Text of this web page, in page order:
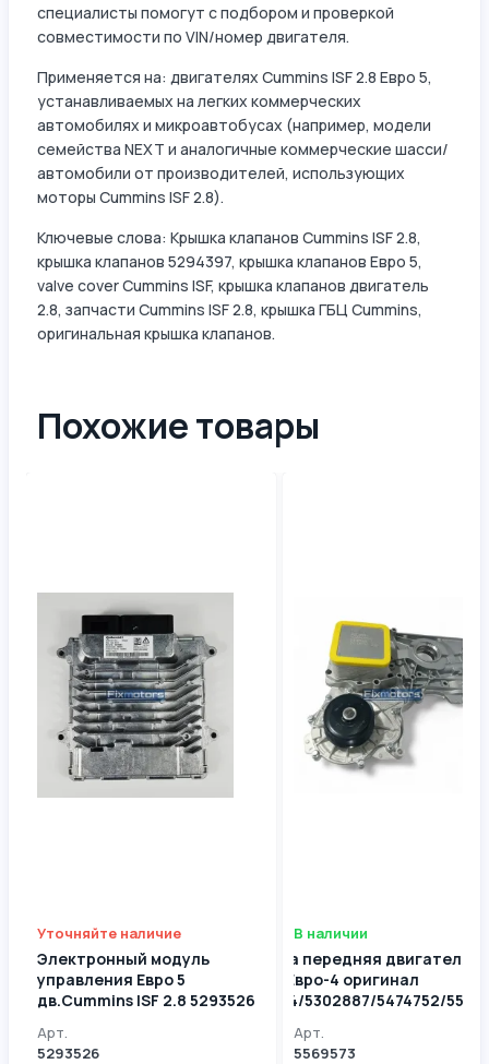
специалисты помогут с подбором и проверкой
совместимости по VIN/номер двигателя.
Применяется на: двигателях Cummins ISF 2.8 Евро 5,
устанавливаемых на легких коммерческих
автомобилях и микроавтобусах (например, модели
семейства NEXT и аналогичные коммерческие шасси/
автомобили от производителей, использующих
моторы Cummins ISF 2.8).
Ключевые слова: Крышка клапанов Cummins ISF 2.8,
крышка клапанов 5294397, крышка клапанов Евро 5,
valve cover Cummins ISF, крышка клапанов двигатель
2.8, запчасти Cummins ISF 2.8, крышка ГБЦ Cummins,
оригинальная крышка клапанов.
Похожие товары
Уточняйте наличие
Электронный модуль
управления Евро 5
дв.Cummins ISF 2.8 5293526
Арт.
5293526
В наличии
Крышка передняя двигателя
ISF2,8 Евро-4 оригинал
5274914/5302887/5474752/
Арт.
5569573